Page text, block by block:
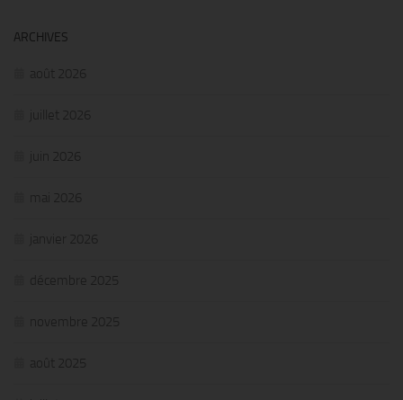
ARCHIVES
août 2026
juillet 2026
juin 2026
mai 2026
janvier 2026
décembre 2025
novembre 2025
août 2025